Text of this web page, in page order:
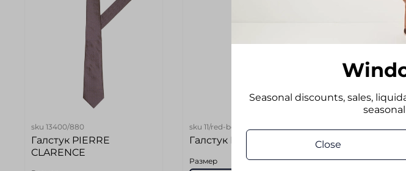
sku 13400/880
Галстук PIERRE
CLARENCE
sku11/red-beige
Галстук PELLENS&LOICK
Размер Размер
Seasonal discounts, sales,
Close